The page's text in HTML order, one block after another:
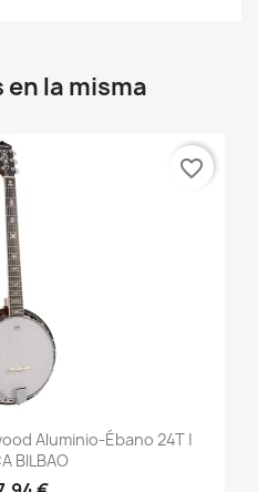
la misma
Aluminio-Ébano 24T |
BILBAO
favorite_border